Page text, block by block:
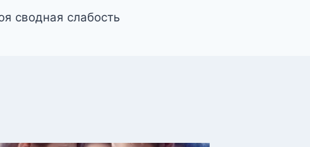
сводная слабость